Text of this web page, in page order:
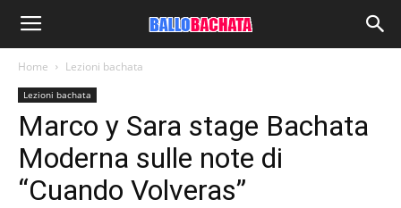
Home Lezioni bachata
Lezioni bachata
Marco y Sara stage Bachata
Moderna sulle note di
“Cuando Volveras”